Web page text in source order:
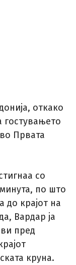
откако
гостувањето
во Првата
со
по што
до крајот на
Вардар ја
пред
круна.